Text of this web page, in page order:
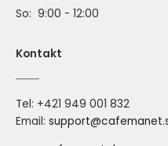
So: 9:00 - 12:00
Kontakt
Tel: +421 949 001 832
Email: